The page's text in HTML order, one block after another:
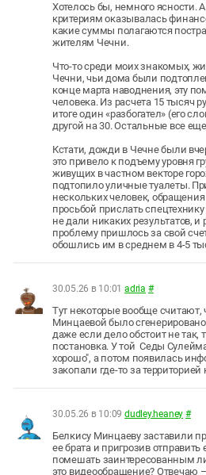
Хотелось бы, немного ясности.
критериям оказывалась
какие суммы полагаются
жителям Чечни.
Что-то среди моих знакомых,
Чечни, чьи дома были
конце марта наводнения, эту
человека. Из расчета 15 тысяч
итоге один «разбогател» (его
другой на 30. Остальные все
Кстати, дожди в Чечне были
это привело к подъему уровня
живущих в частном векторе
подтопило уличные туалеты.
нескольких человек,
просьбой прислать
не дали никаких результатов,
проблему пришлось за свой
обошлись им в среднем в 4-5
30.05.26 в 10:01 adria #
Тут некоторые вообще
Минцаевой было
даже если дело обстоит не так,
постановка. У той Седы
хорошо", а потом появилась
закопали где-то за
30.05.26 в 10:09 dudley.heaney #
Белкису Минцаеву заставили
ее брата и пригрозив отправить
помешать заинтересованным
это видеообращение? Отвечаю